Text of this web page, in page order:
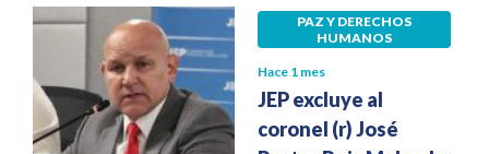
PAZ Y DERECHOS
HUMANOS
Hace 1 mes
JEP excluye al
coronel (r) José